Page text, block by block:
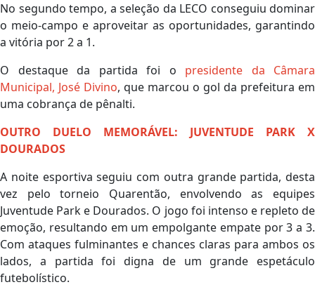
No segundo tempo, a seleção da LECO conseguiu dominar
o meio-campo e aproveitar as oportunidades, garantindo
a vitória por 2 a 1.
O destaque da partida foi o presidente da Câmara
Municipal, José Divino, que marcou o gol da prefeitura em
uma cobrança de pênalti.
OUTRO DUELO MEMORÁVEL: JUVENTUDE PARK X
DOURADOS
A noite esportiva seguiu com outra grande partida, desta
vez pelo torneio Quarentão, envolvendo as equipes
Juventude Park e Dourados. O jogo foi intenso e repleto de
emoção, resultando em um empolgante empate por 3 a 3.
Com ataques fulminantes e chances claras para ambos os
lados, a partida foi digna de um grande espetáculo
futebolístico.